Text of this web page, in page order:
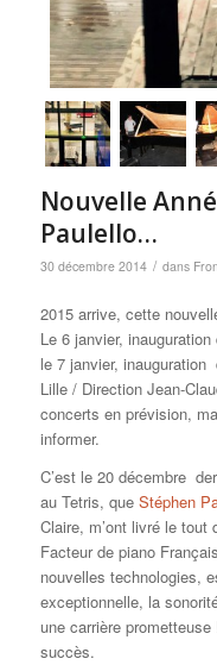
Nouvelle
Paulello…
30 décembre 2014 / dans
2015 arrive, cette
Le 6 janvier, inauguration
le 7 janvier, inauguration
Lille / Direction Jean-
concerts en prévision,
informer.
C’est le 20 décembre
au Tetris, que Stéphen
Claire, m’ont livré le tout
Facteur de piano
nouvelles technologies,
exceptionnelle, la
une carrière
succès.